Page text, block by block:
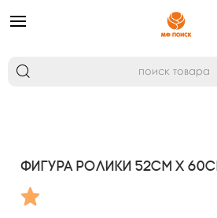
Фигура Ролики 52см х